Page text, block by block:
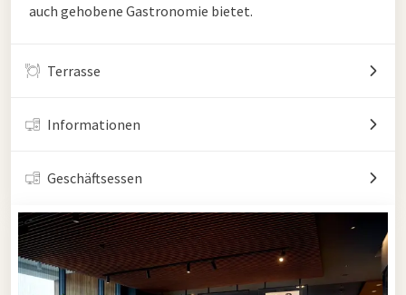
auch gehobene Gastronomie bietet.
Terrasse
Informationen
Geschäftsessen